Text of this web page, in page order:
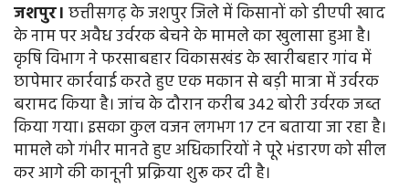
जशपुर। छत्तीसगढ़ के जशपुर जिले में किसानों को डीएपी खाद
के नाम पर अवैध उर्वरक बेचने के मामले का खुलासा हुआ है।
कृषि विभाग ने फरसाबहार विकासखंड के खारीबहार गांव में
छापेमार कार्रवाई करते हुए एक मकान से बड़ी मात्रा में उर्वरक
बरामद किया है। जांच के दौरान करीब 342 बोरी उर्वरक जब्त
किया गया। इसका कुल वजन लगभग 17 टन बताया जा रहा है।
मामले को गंभीर मानते हुए अधिकारियों ने पूरे भंडारण को सील
कर आगे की कानूनी प्रक्रिया शुरू कर दी है।